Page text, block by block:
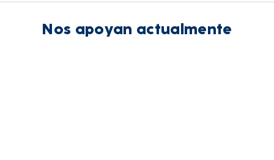
Nos apoyan actualmente